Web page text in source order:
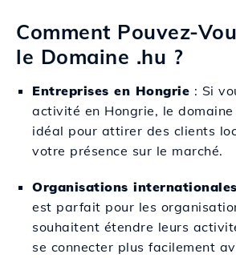
Comment Pouvez-
le Domaine .hu ?
Entreprises en Hongrie : Si
activité en Hongrie, le
idéal pour attirer des clients
votre présence sur le marché.
Organisations internationales
est parfait pour les
souhaitent étendre leurs
se connecter plus facilement